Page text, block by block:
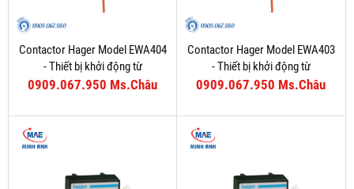
Contactor Hager Model EWA404
- Thiết bị khởi động từ
0909.067.950 Ms.Châu
Contactor Hager Model EWA403
- Thiết bị khởi động từ
0909.067.950 Ms.Châu